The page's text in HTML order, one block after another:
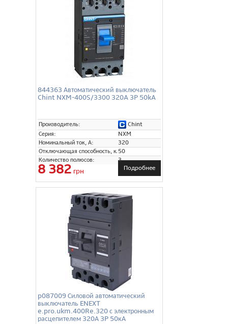
844363 Автоматический выключатель
Chint NXM-400S/3300 320A 3P 50kA
Производитель:
Chint
Серия:
NXM
Номинальный ток, А:
320
Отключающая способность, кА:50
Количество полюсов:
3
8 382 грн Подробнее
p087009 Силовой автоматический
выключатель ENEXT
e.pro.ukm.400Re.320 с электронным
расцепителем 320А 3P 50кА